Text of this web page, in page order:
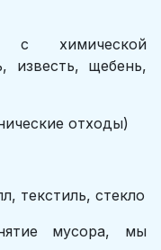
с химической
известь, щебень,
отходы)
текстиль, стекло
мусора, мы